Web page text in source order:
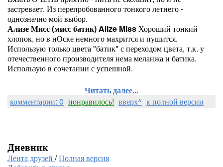
застревает. Из перепробованного тонкого летнего -
однозначно мой выбор.
Ализе Мисс (мисс батик) Alize MissХороший тонкий
хлопок, но в нОске немного махрится и пушится.
Использую только цвета "батик" с переходом цвета, т.к. у
отечественного производителя нема меланжа и батика.
Использую в сочетании с успешной.
Читать далее...
комментарии: 0 понравилось! вверх^ к полной версии
Дневник
Лента друзей /Полная версия